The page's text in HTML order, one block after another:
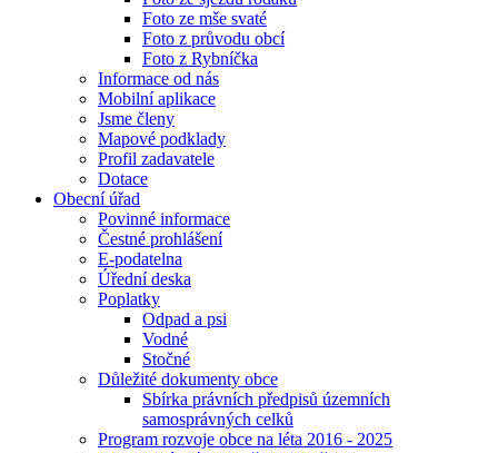
Foto ze mše svaté
Foto z průvodu obcí
Foto z Rybníčka
Informace od nás
Mobilní aplikace
Jsme členy
Mapové podklady
Profil zadavatele
Dotace
Obecní úřad
Povinné informace
Čestné prohlášení
E-podatelna
Úřední deska
Poplatky
Odpad a psi
Vodné
Stočné
Důležité dokumenty obce
Sbírka právních předpisů územních
samosprávných celků
Program rozvoje obce na léta 2016 - 2025